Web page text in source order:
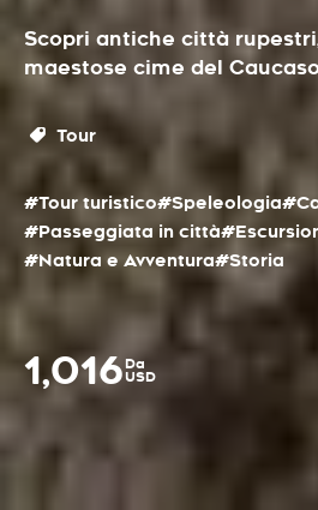
Scopri antiche città
maestose cime del
Tour
#Tour turistico#Speleologia
#Passeggiata in città
#Natura e Avventura#Storia
1,016Da
USD